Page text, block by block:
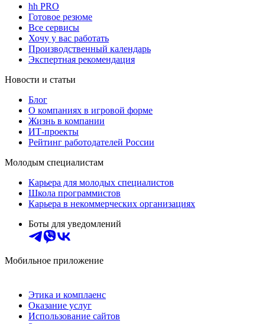
hh PRO
Готовое резюме
Все сервисы
Хочу у вас работать
Производственный календарь
Экспертная рекомендация
Новости и статьи
Блог
О компаниях в игровой форме
Жизнь в компании
ИТ-проекты
Рейтинг работодателей России
Молодым специалистам
Карьера для молодых специалистов
Школа программистов
Карьера в некоммерческих организациях
Боты для уведомлений
Мобильное приложение
Этика и комплаенс
Оказание услуг
Использование сайтов